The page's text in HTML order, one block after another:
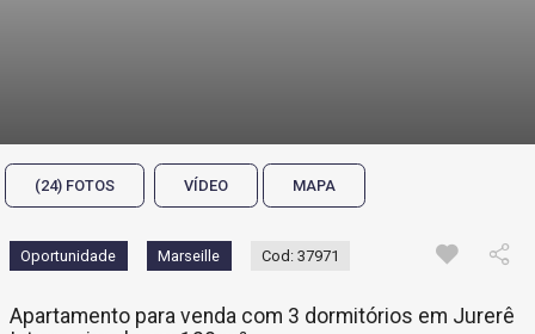
(24) FOTOS VÍDEO MAPA
Oportunidade Marseille Cod: 37971
Apartamento para venda com 3 dormitórios em Jurerê